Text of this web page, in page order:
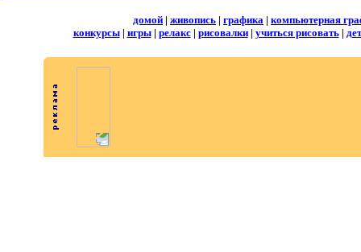
домой | живопись | графика | компьютерная
конкурсы| игры| релакс| рисовалки| учиться рисовать|